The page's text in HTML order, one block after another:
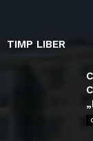
TIMP LIBER